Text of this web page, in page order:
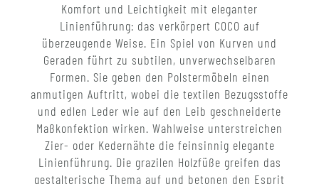
Komfort und Leichtigkeit mit eleganter
Linienführung: das verkörpert COCO auf
überzeugende Weise. Ein Spiel von Kurven und
Geraden führt zu subtilen, unverwechselbaren
Formen. Sie geben den Polstermöbeln einen
anmutigen Auftritt, wobei die textilen Bezugsstoffe
und edlen Leder wie auf den Leib geschneiderte
Maßkonfektion wirken. Wahlweise unterstreichen
Zier- oder Kedernähte die feinsinnig elegante
Linienführung. Die grazilen Holzfüße greifen das
gestalterische Thema auf und betonen den Esprit